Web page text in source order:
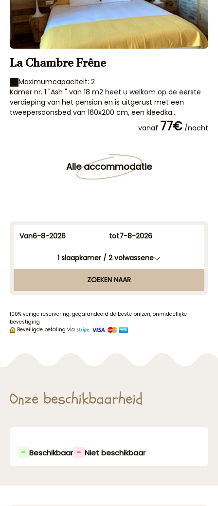
La Chambre Frêne
Maximumcapaciteit: 2
Kamer nr. 1 "Ash " van 18 m2 heet u welkom op de eerste
verdieping van het pension en is uitgerust met een
tweepersoonsbed van 160x200 cm, een kleedka...
vanaf 77€ /nacht
Alle accommodatie
Van tot
1 slaapkamer / 2volwassene
ZOEKEN NAAR
100% veilige reservering, gegarandeerd de beste prijzen, onmiddellijke
bevestiging
Beveiligde betaling via
Onze beschikbaarheid
- Beschikbaar - Niet beschikbaar